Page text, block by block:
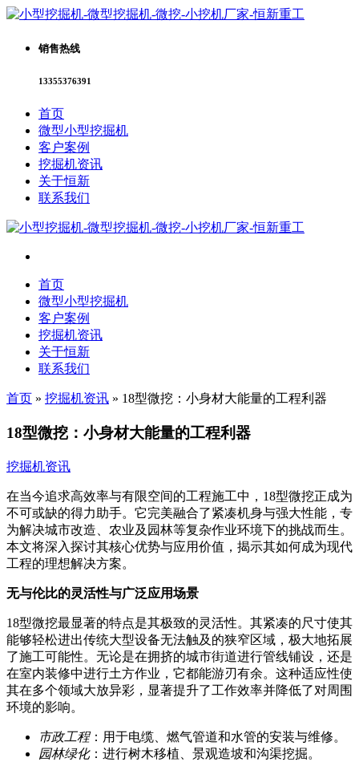
销售热线
13355376391
首页
微型小型挖掘机
客户案例
挖掘机资讯
关于恒新
联系我们
首页
微型小型挖掘机
客户案例
挖掘机资讯
关于恒新
联系我们
首页 » 挖掘机资讯 » 18型微挖：小身材大能量的工程利器
18型微挖：小身材大能量的工程利器
挖掘机资讯
在当今追求高效率与有限空间的工程施工中，18型微挖正成为
不可或缺的得力助手。它完美融合了紧凑机身与强大性能，专
为解决城市改造、农业及园林等复杂作业环境下的挑战而生。
本文将深入探讨其核心优势与应用价值，揭示其如何成为现代
工程的理想解决方案。
无与伦比的灵活性与广泛应用场景
18型微挖最显著的特点是其极致的灵活性。其紧凑的尺寸使其
能够轻松进出传统大型设备无法触及的狭窄区域，极大地拓展
了施工可能性。无论是在拥挤的城市街道进行管线铺设，还是
在室内装修中进行土方作业，它都能游刃有余。这种适应性使
其在多个领域大放异彩，显著提升了工作效率并降低了对周围
环境的影响。
市政工程：用于电缆、燃气管道和水管的安装与维修。
园林绿化：进行树木移植、景观造坡和沟渠挖掘。